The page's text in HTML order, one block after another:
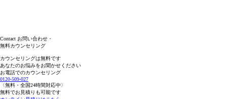
Contact お問い合わせ・
無料カウンセリング
カウンセリングは無料です
あなたのお悩みをお聞かせください
お電話でのカウンセリング
0120-509-027
〈無料・全国24時間対応中〉
無料でお見積りも可能です